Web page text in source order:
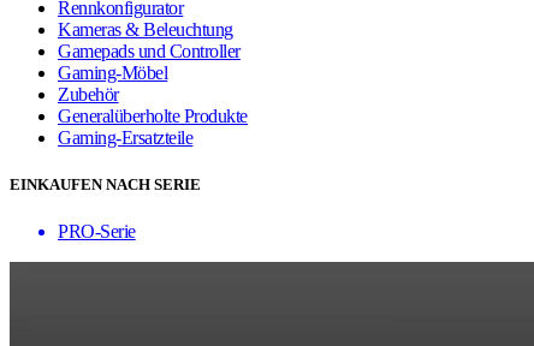
Rennkonfigurator
Kameras & Beleuchtung
Gamepads und Controller
Gaming-Möbel
Zubehör
Generalüberholte Produkte
Gaming-Ersatzteile
EINKAUFEN NACH SERIE
PRO-Serie